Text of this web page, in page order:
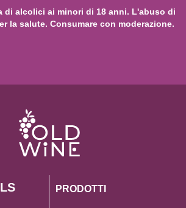
di alcolici ai minori di 18 anni. L'abuso di
la salute. Consumare con moderazione.
PRODOTTI